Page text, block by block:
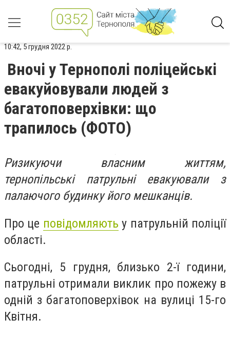
10:42, 5 грудня 2022 р.
Вночі у Тернополі поліцейські
евакуйовували людей з
багатоповерхівки: що
трапилось (ФОТО)
Ризикуючи власним життям,
тернопільські патрульні евакуювали з
палаючого будинку його мешканців.
Про це повідомляють у патрульній поліції
області.
Сьогодні, 5 грудня, близько 2-ї години,
патрульні отримали виклик про пожежу в
одній з багатоповерхівок на вулиці 15-го
Квітня.